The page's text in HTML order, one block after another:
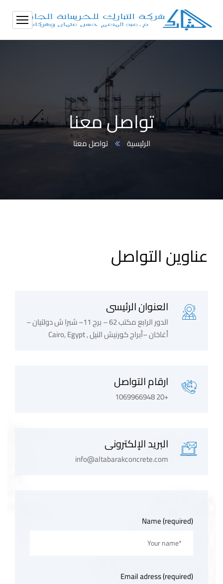
تواصل معنا
الرئيسية تواصل معنا
عناوين التواصل
العنوان الرئيسى
الدور الرابع مكتب 62 – برج 11– شبرا ش دولتيان –
أغاخان –أبراج كورنيش النيل , Cairo, Egypt
ارقام التواصل
+20 1069966948
البريد الإلكترونى
info@altabarakconcrete.com
Name (required)
Email adress (required)